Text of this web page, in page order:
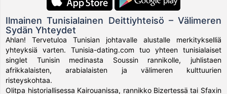
Ilmainen Tunisialainen Deittiyhteisö – Välimeren
Sydän Yhteydet
Ahlan! Tervetuloa Tunisian johtavalle alustalle merkitykselliä
yhteyksiä varten. Tunisia-dating.com tuo yhteen tunisialaiset
singlet Tunisin medinasta Soussin rannikolle, juhlistaen
afrikkalaisten, arabialaisten ja välimeren kulttuurien
risteyskohtaa.
Olitpa historiallisessa Kairouanissa, rannikko Bizertessä tai Sfaxin